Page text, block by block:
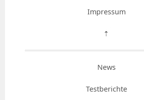
Impressum
⇡
News
Testberichte